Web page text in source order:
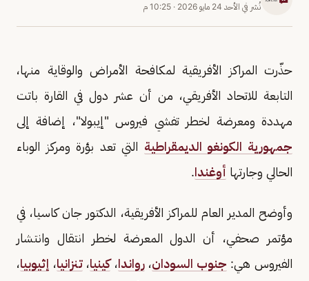
نُشر في الأحد 24 مايو 2026 · 10:25 م
حذّرت المراكز الأفريقية لمكافحة الأمراض والوقاية منها،
التابعة للاتحاد الأفريقي، من أن عشر دول في القارة باتت
مهددة ومعرضة لخطر تفشي فيروس "إيبولا"، إضافة إلى
جمهورية الكونغو الديمقراطية التي تعد بؤرة ومركز الوباء
الحالي وجارتها أوغندا.
وأوضح المدير العام للمراكز الأفريقية، الدكتور جان كاسيا، في
مؤتمر صحفي، أن الدول المعرضة لخطر انتقال وانتشار
الفيروس هي: جنوب السودان،رواندا،كينيا،تنزانيا، إثيوبيا،